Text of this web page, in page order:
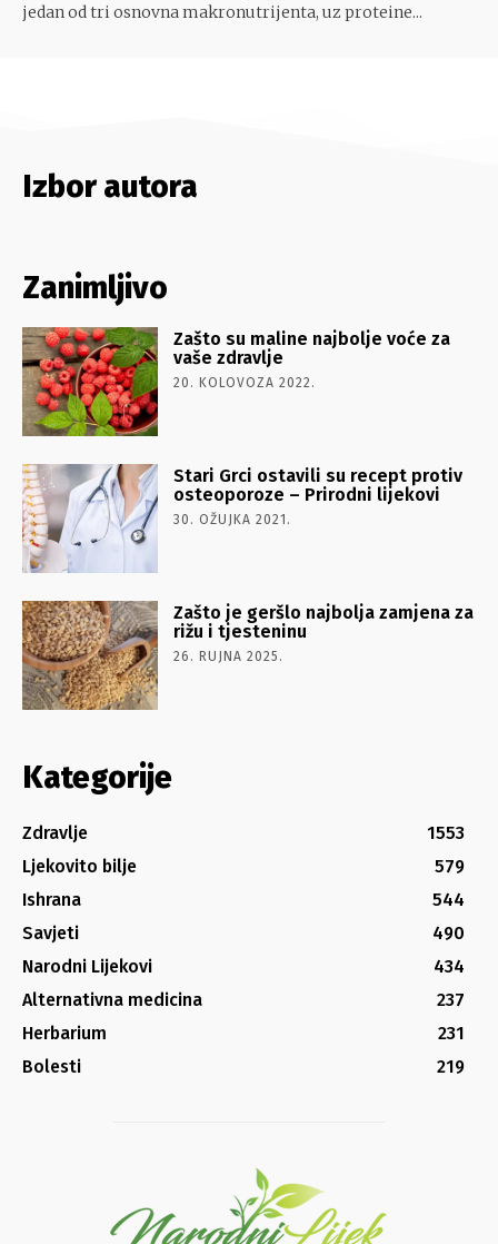
jedan od tri osnovna makronutrijenta, uz proteine...
Izbor autora
Zanimljivo
Zašto su maline najbolje voće za
vaše zdravlje
20. KOLOVOZA 2022.
Stari Grci ostavili su recept protiv
osteoporoze – Prirodni lijekovi
30. OŽUJKA 2021.
Zašto je geršlo najbolja zamjena za
rižu i tjesteninu
26. RUJNA 2025.
Kategorije
Zdravlje
1553
Ljekovito bilje
579
Ishrana
544
Savjeti
490
Narodni Lijekovi
434
Alternativna medicina
237
Herbarium
231
Bolesti
219